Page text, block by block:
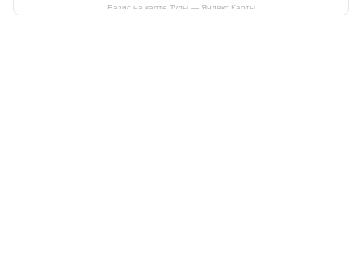
Базис на карте Тулы — Яндекс Карты